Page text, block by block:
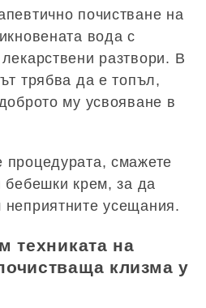
почистване на
вода с
разтвори. В
трябва да е топъл,
му усвояване в
смажете
бебешки крем, за да
усещания.
техниката на
клизма у